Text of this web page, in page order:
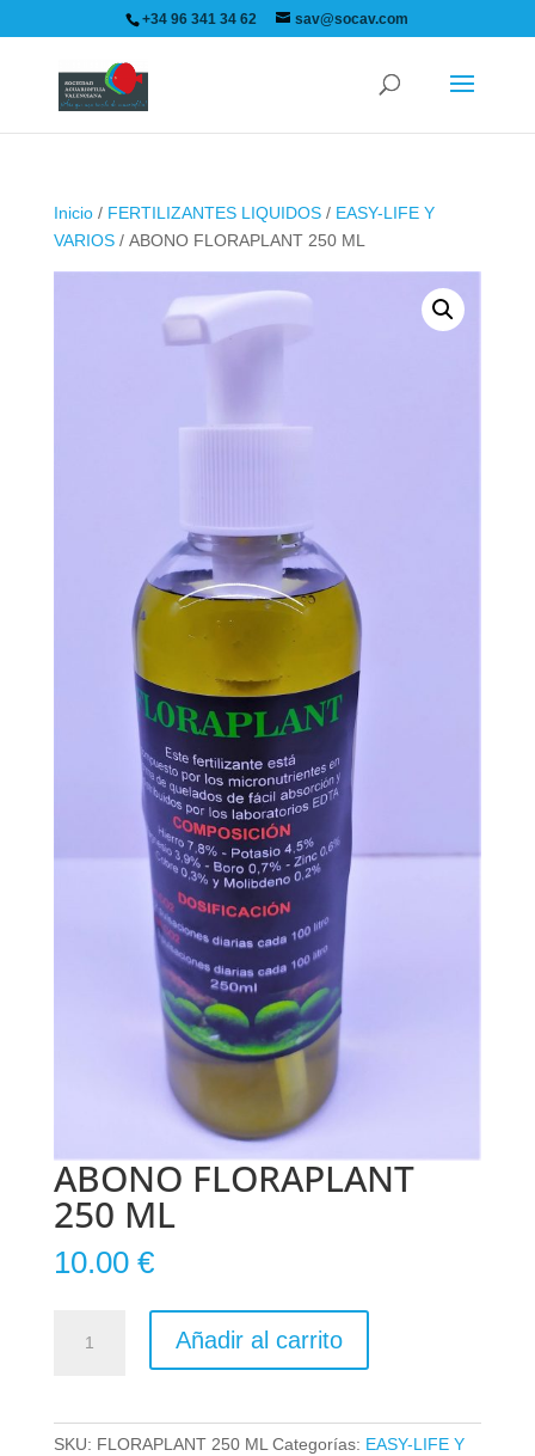
+34 96 341 34 62 sav@socav.com
Inicio/ FERTILIZANTES LIQUIDOS/ EASY-LIFE Y
VARIOS/ ABONO FLORAPLANT 250 ML
ABONO FLORAPLANT
250 ML
10.00 €
FLORAPLANT
Añadir al carrito
SKU: FLORAPLANT 250 ML Categorías: EASY-LIFE Y